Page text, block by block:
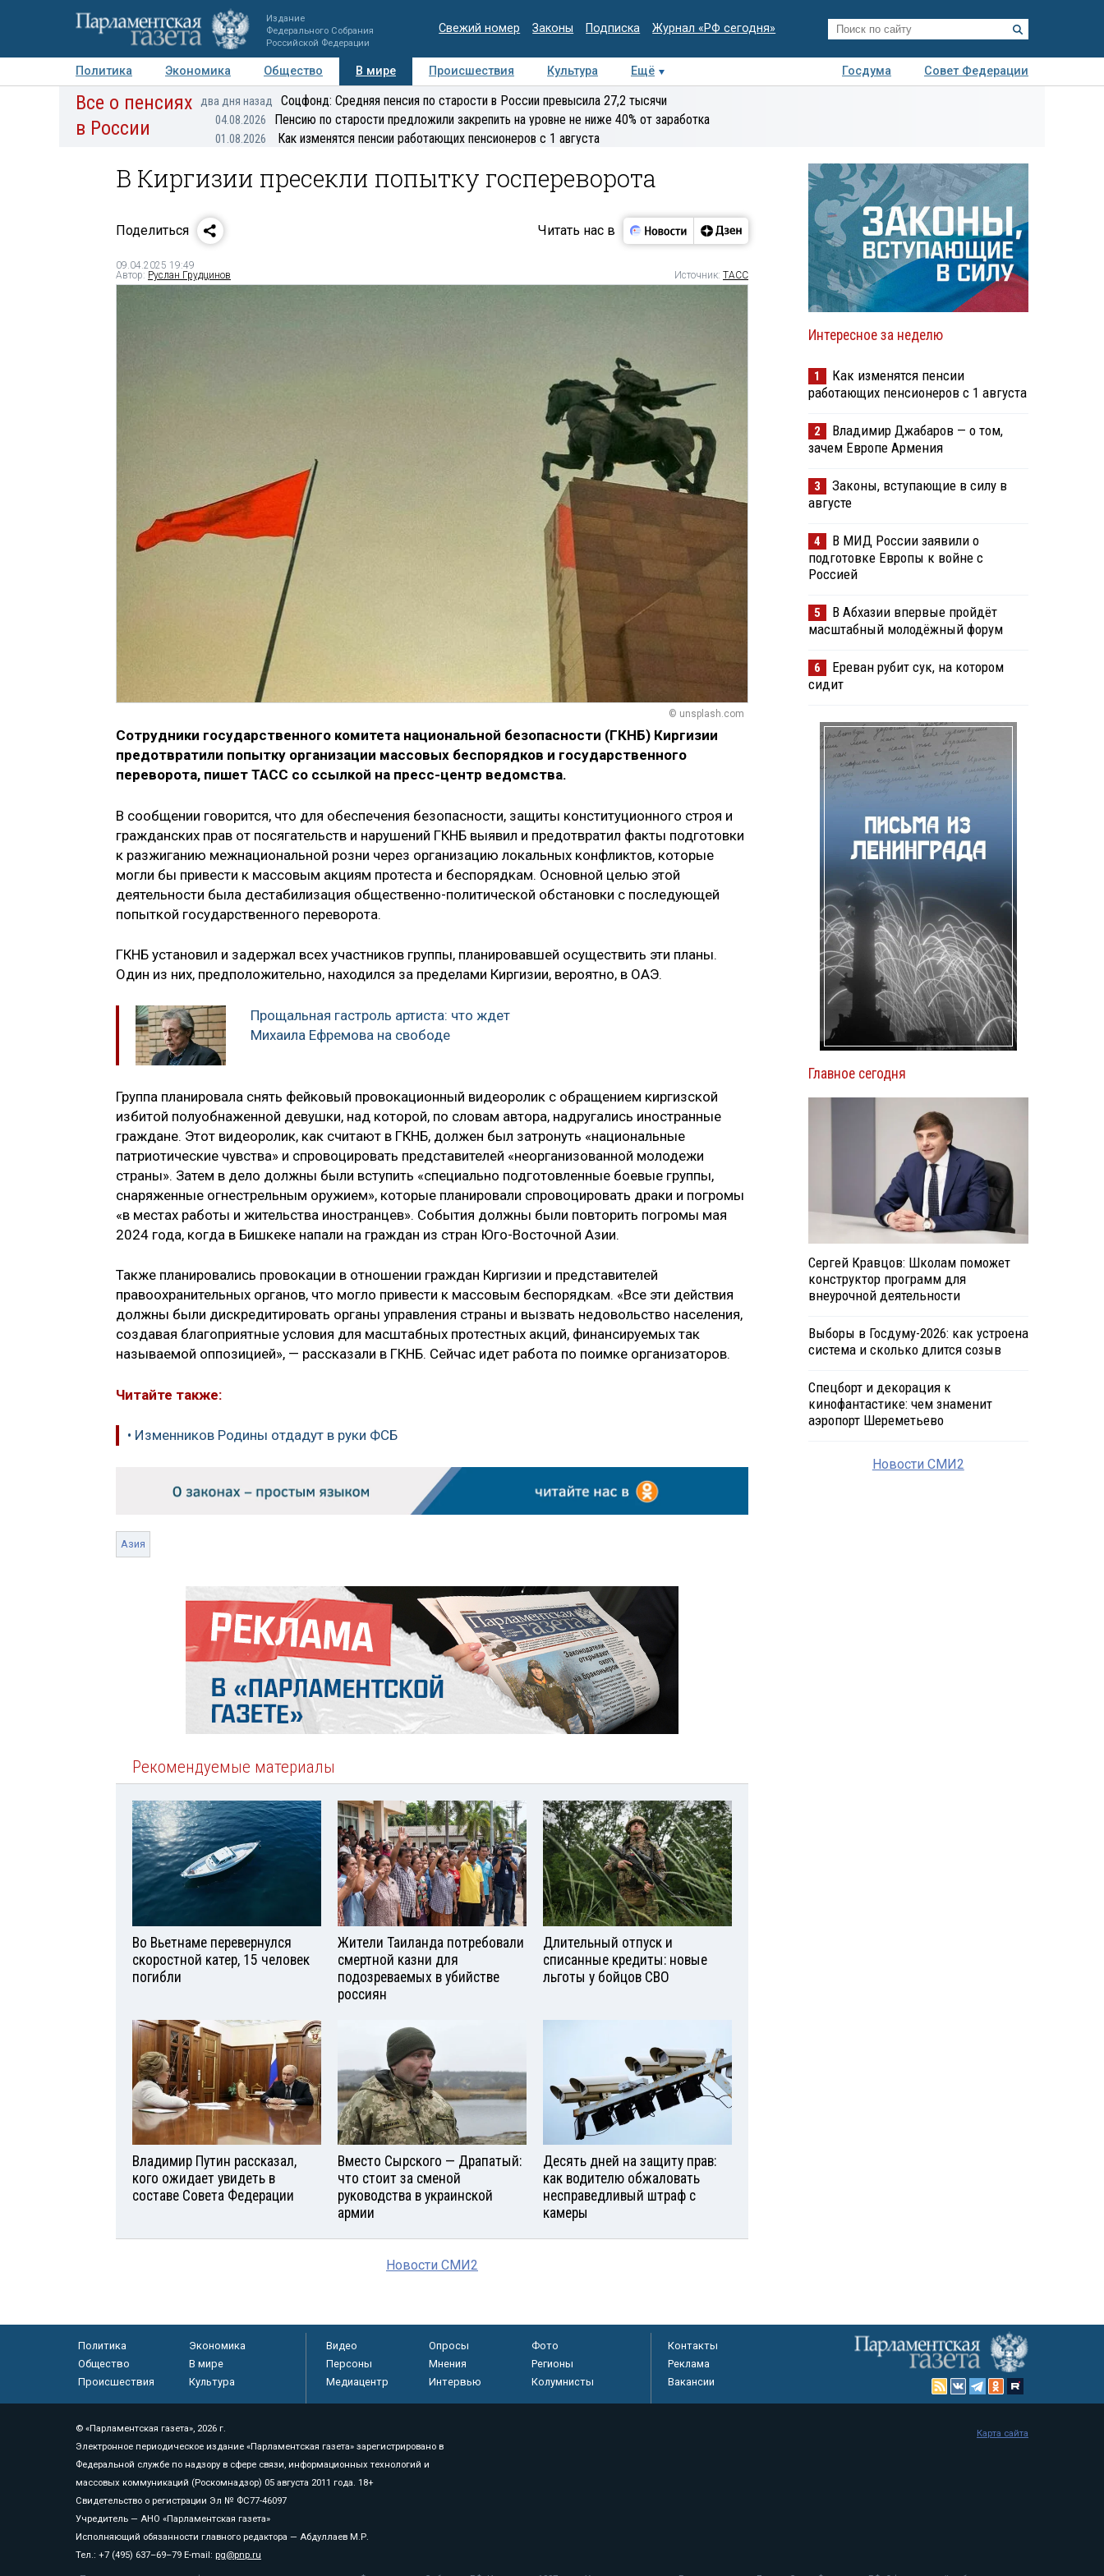
Издание
Федерального Собрания
Российской Федерации
Свежий номер Законы Подписка Журнал «РФ сегодня»
Политика Экономика Общество В мире Происшествия Культура Ещё Госдума
Совет Федерации
Авторы Персоны Мнения Регионы Медиацентр Интервью Колумнисты
Все о пенсиях
в России
два дня назад Соцфонд: Средняя пенсия по старости в России превысила 27,2 тысячи
04.08.2026 Пенсию по старости предложили закрепить на уровне не ниже 40% от заработка
01.08.2026 Как изменятся пенсии работающих пенсионеров с 1 августа
В Киргизии пресекли попытку госпереворота
Поделиться Читать нас в
09.04.2025 19:49
Автор: Руслан Грудцинов Источник: ТАСС
© unsplash.com
Сотрудники государственного комитета национальной безопасности (ГКНБ) Киргизии
предотвратили попытку организации массовых беспорядков и государственного
переворота, пишет ТАСС со ссылкой на пресс-центр ведомства.
В сообщении говорится, что для обеспечения безопасности, защиты конституционного строя и
гражданских прав от посягательств и нарушений ГКНБ выявил и предотвратил факты подготовки
к разжиганию межнациональной розни через организацию локальных конфликтов, которые
могли бы привести к массовым акциям протеста и беспорядкам. Основной целью этой
деятельности была дестабилизация общественно-политической обстановки с последующей
попыткой государственного переворота.
ГКНБ установил и задержал всех участников группы, планировавшей осуществить эти планы.
Один из них, предположительно, находился за пределами Киргизии, вероятно, в ОАЭ.
Прощальная гастроль артиста: что ждет
Михаила Ефремова на свободе
Группа планировала снять фейковый провокационный видеоролик с обращением киргизской
избитой полуобнаженной девушки, над которой, по словам автора, надругались иностранные
граждане. Этот видеоролик, как считают в ГКНБ, должен был затронуть «национальные
патриотические чувства» и спровоцировать представителей «неорганизованной молодежи
страны». Затем в дело должны были вступить «специально подготовленные боевые группы,
снаряженные огнестрельным оружием», которые планировали спровоцировать драки и погромы
«в местах работы и жительства иностранцев». События должны были повторить погромы мая
2024 года, когда в Бишкеке напали на граждан из стран Юго-Восточной Азии.
Также планировались провокации в отношении граждан Киргизии и представителей
правоохранительных органов, что могло привести к массовым беспорядкам. «Все эти действия
должны были дискредитировать органы управления страны и вызвать недовольство населения,
создавая благоприятные условия для масштабных протестных акций, финансируемых так
называемой оппозицией», — рассказали в ГКНБ. Сейчас идет работа по поимке организаторов.
Читайте также:
• Изменников Родины отдадут в руки ФСБ
Азия
Рекомендуемые материалы
Во Вьетнаме перевернулся
скоростной катер, 15 человек
погибли
Жители Таиланда потребовали
смертной казни для
подозреваемых в убийстве
россиян
Длительный отпуск и
списанные кредиты: новые
льготы у бойцов СВО
Владимир Путин рассказал,
кого ожидает увидеть в
составе Совета Федерации
Вместо Сырского — Драпатый:
что стоит за сменой
руководства в украинской
армии
Десять дней на защиту прав:
как водителю обжаловать
несправедливый штраф с
камеры
Новости СМИ2
Интересное за неделю
1
Как изменятся пенсии
работающих пенсионеров с 1 августа
2
Владимир Джабаров — о том,
зачем Европе Армения
3
Законы, вступающие в силу в
августе
4
В МИД России заявили о
подготовке Европы к войне с
Россией
5
В Абхазии впервые пройдёт
масштабный молодёжный форум
6
Ереван рубит сук, на котором
сидит
Главное сегодня
Сергей Кравцов: Школам поможет
конструктор программ для
внеурочной деятельности
Выборы в Госдуму-2026: как устроена
система и сколько длится созыв
Спецборт и декорация к
кинофантастике: чем знаменит
аэропорт Шереметьево
Новости СМИ2
Политика
Экономика
Общество
В мире
Происшествия
Культура
Видео Опросы
Фото
Персоны
Мнения
Регионы
Медиацентр
Интервью Колумнисты
Контакты
Реклама
Вакансии
© «Парламентская газета», 2026 г.
Электронное периодическое издание «Парламентская газета» зарегистрировано в
Федеральной службе по надзору в сфере связи, информационных технологий и
массовых коммуникаций (Роскомнадзор) 05 августа 2011 года. 18+
Свидетельство о регистрации Эл № ФС77-46097
Учредитель — АНО «Парламентская газета»
Исполняющий обязанности главного редактора — Абдуллаев М.Р.
Тел.: +7 (495) 637–69–79 E-mail: pg@pnp.ru
Карта сайта